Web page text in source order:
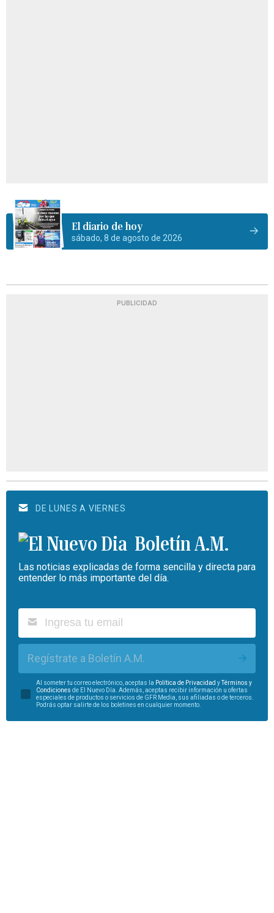
El diario de hoy
sábado, 8 de agosto de 2026
PUBLICIDAD
DE LUNES A VIERNES
Boletín A.M.
Las noticias explicadas de forma sencilla y directa para
entender lo más importante del día.
Regístrate a Boletín A.M.
Al someter tu correo electrónico, aceptas la Política de Privacidad yTérminos y
Condiciones de El Nuevo Día. Además, aceptas recibir información u ofertas
especiales de productos o servicios de GFR Media, sus afiliadas o de terceros.
Podrás optar salirte de los boletines en cualquier momento.